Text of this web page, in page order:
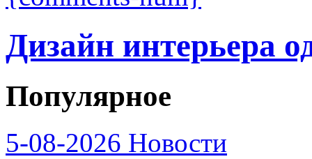
Дизайн интерьера
Популярное
5-08-2026 Новости